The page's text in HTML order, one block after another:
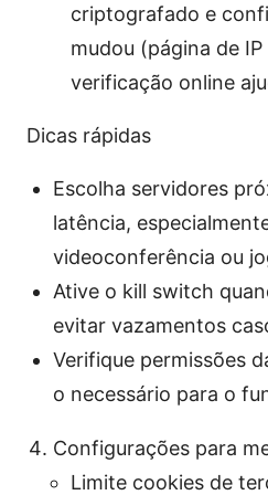
criptografado e
mudou (página de
verificação online
Dicas rápidas
Escolha servidores
latência,
videoconferência ou
Ative o kill switch
evitar vazamentos
Verifique permissões
o necessário para o
Configurações para
Limite cookies de